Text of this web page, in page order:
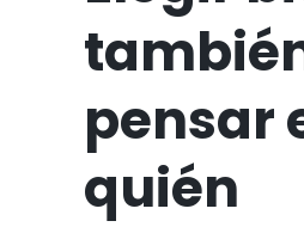
pensar
quién